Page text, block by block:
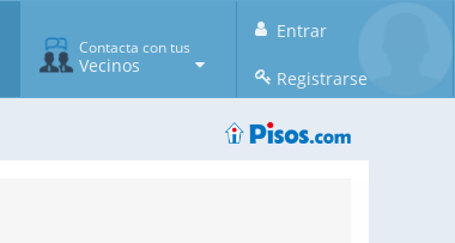
Entrar
Registrarse
Contacta con tus
Vecinos